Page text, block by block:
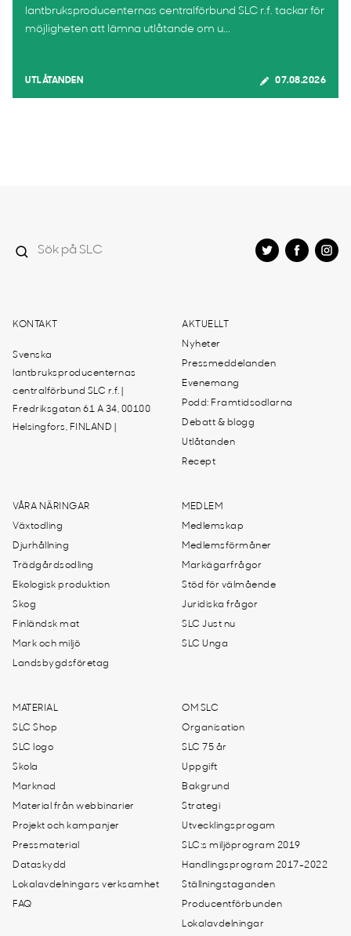
lantbruksproducenternas centralförbund SLC r.f. tackar för
möjligheten att lämna utlåtande om u...
UTLÅTANDEN 07.08.2026
KONTAKT
Svenska
lantbruksproducenternas
centralförbund SLC r.f. |
Fredriksgatan 61 A 34, 00100
Helsingfors, FINLAND |
AKTUELLT
Nyheter
Pressmeddelanden
Evenemang
Podd: Framtidsodlarna
Debatt & blogg
Utlåtanden
Recept
VÅRA NÄRINGAR
Växtodling
Djurhållning
Trädgårdsodling
Ekologisk produktion
Skog
Finländsk mat
Mark och miljö
Landsbygdsföretag
MEDLEM
Medlemskap
Medlemsförmåner
Markägarfrågor
Stöd för välmående
Juridiska frågor
SLC Just nu
SLC Unga
MATERIAL
SLC Shop
SLC logo
Skola
Marknad
Material från webbinarier
Projekt och kampanjer
Pressmaterial
Dataskydd
Lokalavdelningars verksamhet
FAQ
OM SLC
Organisation
SLC 75 år
Uppgift
Bakgrund
Strategi
Utvecklingsprogam
SLC:s miljöprogram 2019
Handlingsprogram 2017-2022
Ställningstaganden
Producentförbunden
Lokalavdelningar